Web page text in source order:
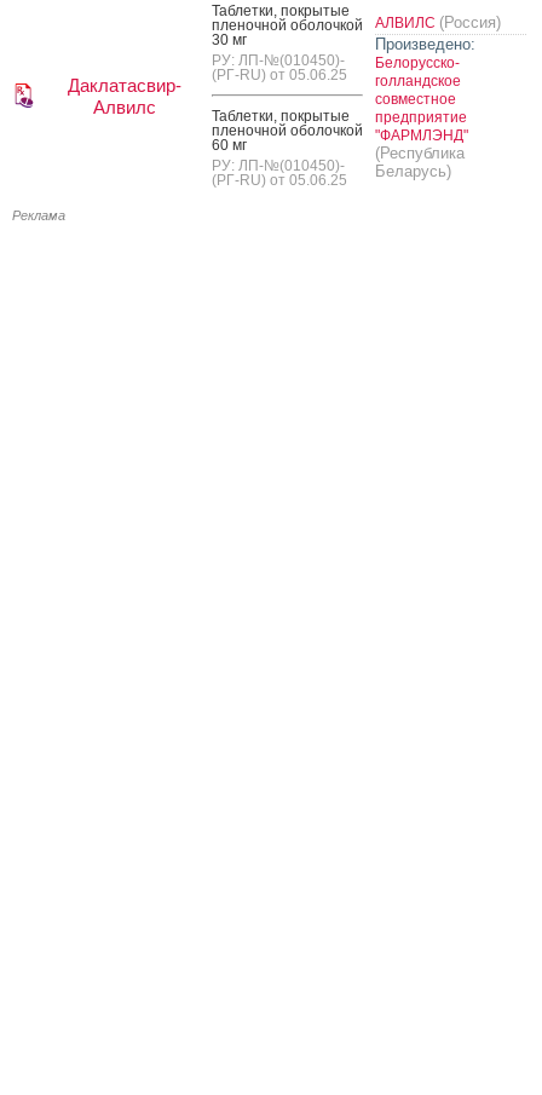
Даклатасвир-
Алвилс
Таб­летки, пок­ры­тые
пле­ноч­ной обо­лоч­кой
30 мг
РУ: ЛП-№(010450)-
(РГ-RU) от 05.06.25
Таб­летки, пок­ры­тые
пле­ноч­ной обо­лоч­кой
60 мг
РУ: ЛП-№(010450)-
(РГ-RU) от 05.06.25
АЛВИЛС (Россия)
Произведено:
Белорусско-
голландское
совместное
предприятие
"ФАРМЛЭНД"
(Республика
Беларусь)
Реклама